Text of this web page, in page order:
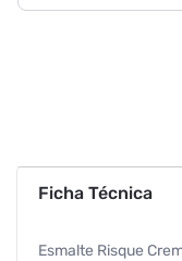
Ficha Técnica
Esmalte Risque